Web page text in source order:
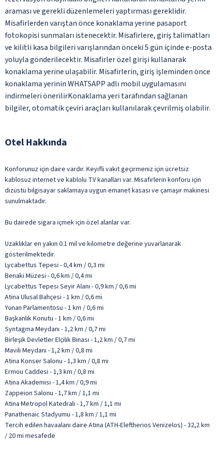
araması ve gerekli düzenlemeleri yaptırması gereklidir.
Misafirlerden varıştan önce konaklama yerine pasaport
fotokopisi sunmaları istenecektir. Misafirlere, giriş talimatları
ve kilitli kasa bilgileri varışlarından önceki 5 gün içinde e-posta
yoluyla gönderilecektir. Misafirler özel girişi kullanarak
konaklama yerine ulaşabilir. Misafirlerin, giriş işleminden önce
konaklama yerinin WHATSAPP adlı mobil uygulamasını
indirmeleri önerilirKonaklama yeri tarafından sağlanan
bilgiler, otomatik çeviri araçları kullanılarak çevrilmiş olabilir.
Otel Hakkında
Konforunuz için daire vardır. Keyifli vakit geçirmeniz için ücretsiz
kablosuz internet ve kablolu TV kanalları var. Misafirlerin konforu için
dizüstü bilgisayar saklamaya uygun emanet kasası ve çamaşır makinesi
sunulmaktadır.
Bu dairede sigara içmek için özel alanlar var.
Uzaklıklar en yakın 0.1 mil ve kilometre değerine yuvarlanarak
gösterilmektedir.
Lycabettus Tepesi - 0,4 km / 0,3 mi
Benaki Müzesi - 0,6 km / 0,4 mi
Lycabettus Tepesi Seyir Alanı - 0,9 km / 0,6 mi
Atina Ulusal Bahçesi - 1 km / 0,6 mi
Yunan Parlamentosu - 1 km / 0,6 mi
Başkanlık Konutu - 1 km / 0,6 mi
Syntagma Meydanı - 1,2 km / 0,7 mi
Birleşik Devletler Elçilik Binası - 1,2 km / 0,7 mi
Mavili Meydanı - 1,2 km / 0,8 mi
Atina Konser Salonu - 1,3 km / 0,8 mi
Ermou Caddesi - 1,3 km / 0,8 mi
Atina Akademisi - 1,4 km / 0,9 mi
Zappeion Salonu - 1,7 km / 1,1 mi
Atina Metropol Katedrali - 1,7 km / 1,1 mi
Panathenaic Stadyumu - 1,8 km / 1,1 mi
Tercih edilen havaalanı daire Atina (ATH-Eleftherios Venizelos) - 32,2 km
/ 20 mi mesafede